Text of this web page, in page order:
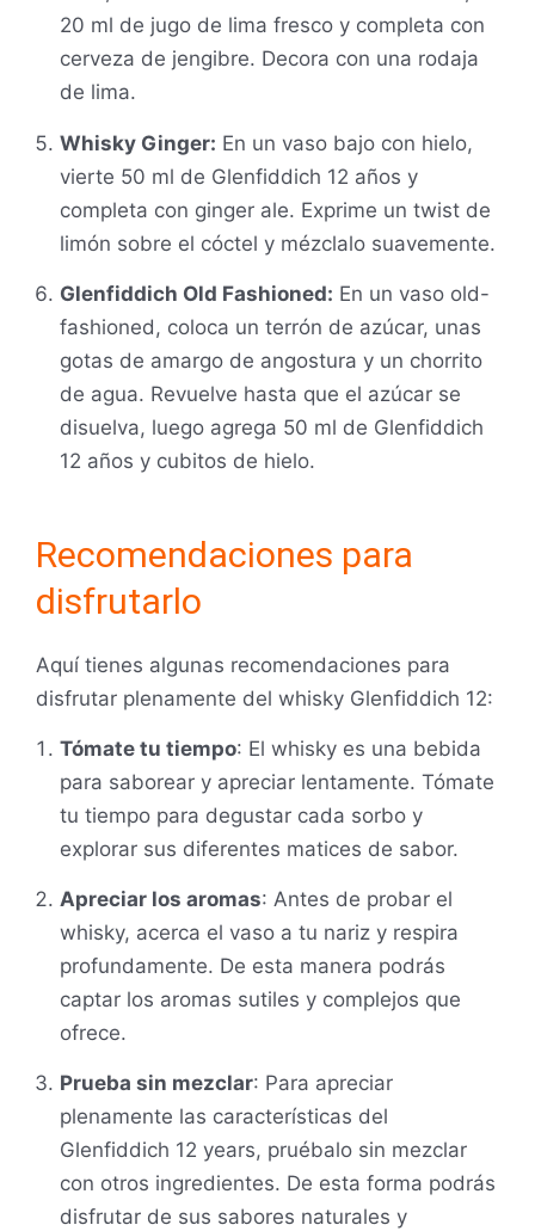
20 ml de jugo de lima fresco y completa con
cerveza de jengibre. Decora con una rodaja
de lima.
Whisky Ginger: En un vaso bajo con hielo,
vierte 50 ml de Glenfiddich 12 años y
completa con ginger ale. Exprime un twist de
limón sobre el cóctel y mézclalo suavemente.
Glenfiddich Old Fashioned: En un vaso old-
fashioned, coloca un terrón de azúcar, unas
gotas de amargo de angostura y un chorrito
de agua. Revuelve hasta que el azúcar se
disuelva, luego agrega 50 ml de Glenfiddich
12 años y cubitos de hielo.
Recomendaciones para
disfrutarlo
Aquí tienes algunas recomendaciones para
disfrutar plenamente del whisky Glenfiddich 12:
Tómate tu tiempo: El whisky es una bebida
para saborear y apreciar lentamente. Tómate
tu tiempo para degustar cada sorbo y
explorar sus diferentes matices de sabor.
Apreciar los aromas: Antes de probar el
whisky, acerca el vaso a tu nariz y respira
profundamente. De esta manera podrás
captar los aromas sutiles y complejos que
ofrece.
Prueba sin mezclar: Para apreciar
plenamente las características del
Glenfiddich 12 years, pruébalo sin mezclar
con otros ingredientes. De esta forma podrás
disfrutar de sus sabores naturales y